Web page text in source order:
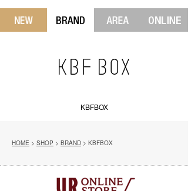
KBFBOX
HOME > SHOP > BRAND > KBFBOX